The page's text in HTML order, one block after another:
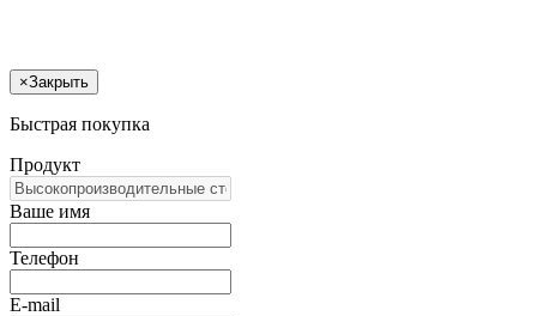
×Закрыть
Быстрая покупка
Продукт
Ваше имя
Телефон
E-mail